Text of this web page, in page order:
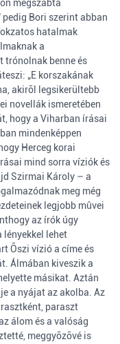
megszabta
pedig Bori szerint abban
hatalmak
a
trónolnak benne és
„E korszakának
akirõl legsikerültebb
novellák ismeretében
hogy a Viharban írásai
mindenképpen
Herceg korai
mind sorra víziók és
Szirmai Károly – a
meg még
legjobb mûvei
az írók úgy
lényekkel lehet
Õszi vízió a címe és
Álmában kiveszik a
másikat. Aztán
a nyájat az akolba. Az
paraszt
álom és a valóság
meggyõzõvé is